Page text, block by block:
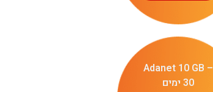
Adanet 10 GB –
30 ימים